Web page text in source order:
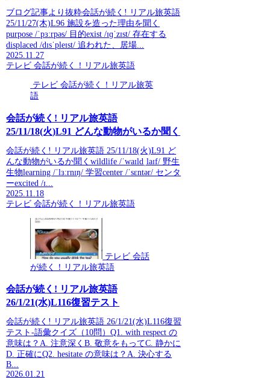
ブログ記事より抜粋会話が続く! リアル旅英語
25/11/27(木)L96 施設を造った理由を聞く
purpose /ˈpɜːrpəs/ 目的exist /ɪɡˈzɪst/ 存在する
displaced /dɪsˈpleɪst/ 追われた、居場...
2025.11.27
テレビ 会話が続く！リアル旅英語
テレビ 会話が続く！リアル旅英
語
会話が続く! リアル旅英語
25/11/18(火)L91 どんな動物がいるか聞く
会話が続く! リアル旅英語 25/11/18(火)L91 ど
んな動物がいるか聞くwildlife /ˈwaɪldˌlaɪf/ 野生
生物learning /ˈlɜːrnɪŋ/ 学習center /ˈsɛntər/ センタ
ーexcited /ɪ...
2025.11.18
テレビ 会話が続く！リアル旅英語
テレビ 会話
が続く！リアル旅英語
会話が続く! リアル旅英語
26/1/21(水)L116復習テスト
会話が続く! リアル旅英語 26/1/21(水)L116復習
テスト-語彙クイズ（10問）Q1. with respect の
意味は？A. 注意深くB. 敬意をもってC. 静かに
D. 正確にQ2. hesitate の意味は？A. 決心する
B...
2026.01.21